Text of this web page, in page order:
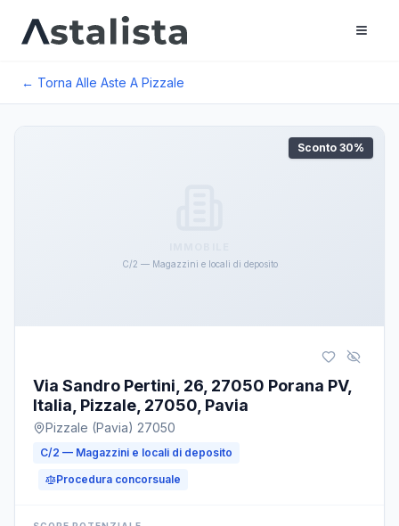
← Torna Alle Aste A Pizzale
C/2 — Magazzini e locali di deposito
Sconto 30%
Via Sandro Pertini, 26, 27050 Porana PV,
Italia, Pizzale, 27050, Pavia
Pizzale (Pavia) 27050
C/2 — Magazzini e locali di deposito
Procedura concorsuale